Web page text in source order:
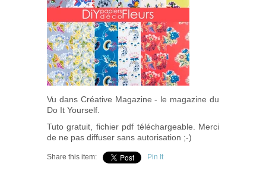
Vu dans Créative Magazine - le magazine du
Do It Yourself.
Tuto gratuit, fichier pdf téléchargeable. Merci
de ne pas diffuser sans autorisation ;-)
Share this item: Pin It